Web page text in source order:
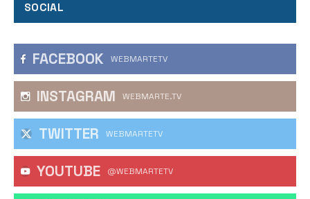
SOCIAL
FACEBOOK WEBMARTETV
INSTAGRAM WEBMARTE.TV
TWITTER WEBMARTETV
YOUTUBE @WEBMARTETV